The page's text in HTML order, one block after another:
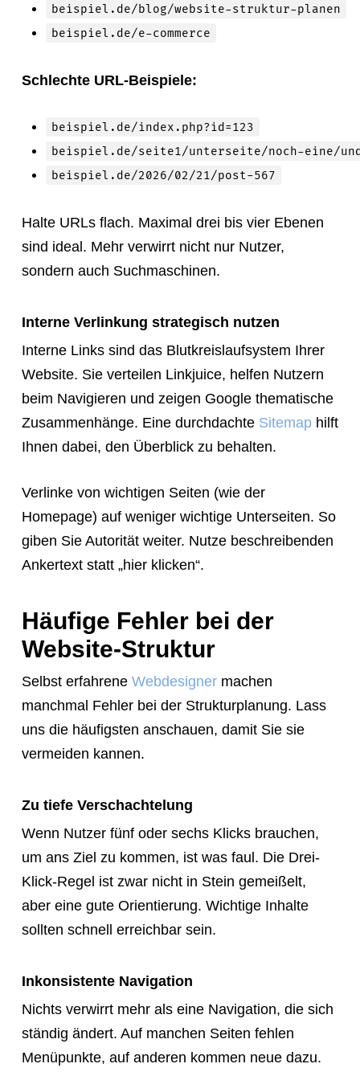
beispiel.de/blog/website-struktur-planen
beispiel.de/e-commerce
Schlechte URL-Beispiele:
beispiel.de/index.php?id=123
beispiel.de/seite1/unterseite/noch-eine/
beispiel.de/2026/02/21/post-567
Halte URLs flach. Maximal drei bis vier Ebenen
sind ideal. Mehr verwirrt nicht nur Nutzer,
sondern auch Suchmaschinen.
Interne Verlinkung strategisch nutzen
Interne Links sind das Blutkreislaufsystem Ihrer
Website. Sie verteilen Linkjuice, helfen Nutzern
beim Navigieren und zeigen Google thematische
Zusammenhänge. Eine durchdachte Sitemaphilft
Ihnen dabei, den Überblick zu behalten.
Verlinke von wichtigen Seiten (wie der
Homepage) auf weniger wichtige Unterseiten. So
giben Sie Autorität weiter. Nutze beschreibenden
Ankertext statt „hier klicken“.
Häufige Fehler bei der
Website-Struktur
Selbst erfahrene Webdesignermachen
manchmal Fehler bei der Strukturplanung. Lass
uns die häufigsten anschauen, damit Sie sie
vermeiden kannen.
Zu tiefe Verschachtelung
Wenn Nutzer fünf oder sechs Klicks brauchen,
um ans Ziel zu kommen, ist was faul. Die Drei-
Klick-Regel ist zwar nicht in Stein gemeißelt,
aber eine gute Orientierung. Wichtige Inhalte
sollten schnell erreichbar sein.
Inkonsistente Navigation
Nichts verwirrt mehr als eine Navigation, die sich
ständig ändert. Auf manchen Seiten fehlen
Menüpunkte, auf anderen kommen neue dazu.